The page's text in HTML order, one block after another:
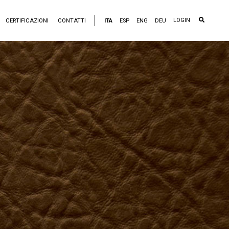
CERTIFICAZIONI CONTATTI ITA ESP ENG DEU LOGIN